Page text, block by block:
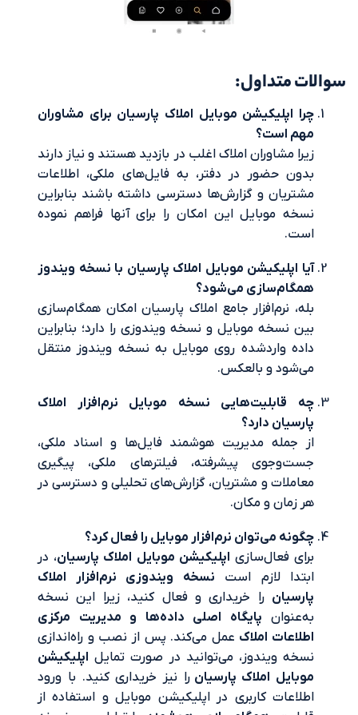
موبایل املاک پارسیان برای مشاوران
مشاوران املاک اغلب در بازدید هستند و نیاز دارند
حضور در دفتر، به فایل‌های ملکی، اطلاعات
و گزارش‌ها دسترسی داشته باشند بنابراین
موبایل این امکان را برای آنها فراهم نموده
موبایل املاک پارسیان با نسخه ویندوز
می‌شود؟
نرم‌افزار جامع املاک پارسیان امکان همگام‌سازی
موبایل و نسخه ویندوزی را دارد؛ بنابراین
واردشده روی موبایل به نسخه ویندوز منتقل
و بالعکس.
نسخه موبایل نرم‌افزار املاک
دارد؟
مدیریت هوشمند فایل‌ها و اسناد ملکی،
پیشرفته، فیلترهای ملکی، پیگیری
و مشتریان، گزارش‌های تحلیلی و دسترسی در
و مکان.
می‌توان نرم‌افزار موبایل را فعال کرد؟
فعال‌سازی اپلیکیشن موبایل املاک پارسیان، در
لازم استنسخه ویندوزی نرم‌افزار املاک
را خریداری و فعال کنید، زیرا این نسخه
پایگاه اصلی داده‌ها و مدیریت مرکزی
املاکعمل می‌کند. پس از نصب و راه‌اندازی
ویندوز، می‌توانید در صورت تمایلاپلیکیشن
املاک پارسیانرا نیز خریداری کنید. با ورود
کاربری در اپلیکیشن موبایل و استفاده از